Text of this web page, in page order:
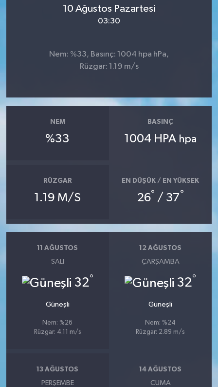
10 Ağustos Pazartesi
03:30
Nem: %33, Basınç: 1004 hpa hPa,
Rüzgar: 1.19 m/s
NEM
%33
BASINÇ
1004 HPA hpa
RÜZGAR
1.19 M/S
EN DÜŞÜK / EN YÜKSEK
26° / 37°
11 AĞUSTOS
SALI
32°
Güneşli
Nem: %26
Rüzgar: 4.11 m/s
12 AĞUSTOS
ÇARŞAMBA
32°
Güneşli
Nem: %24
Rüzgar: 2.89 m/s
13 AĞUSTOS
PERŞEMBE
14 AĞUSTOS
CUMA